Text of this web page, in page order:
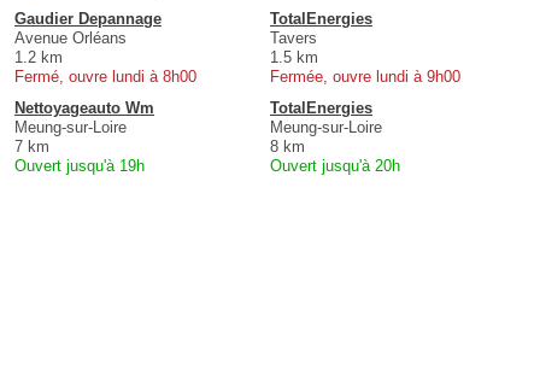
Gaudier Depannage
Avenue Orléans
1.2 km
Fermé, ouvre lundi à 8h00
TotalEnergies
Tavers
1.5 km
Fermée, ouvre lundi à 9h00
Nettoyageauto Wm
Meung-sur-Loire
7 km
Ouvert jusqu'à 19h
TotalEnergies
Meung-sur-Loire
8 km
Ouvert jusqu'à 20h